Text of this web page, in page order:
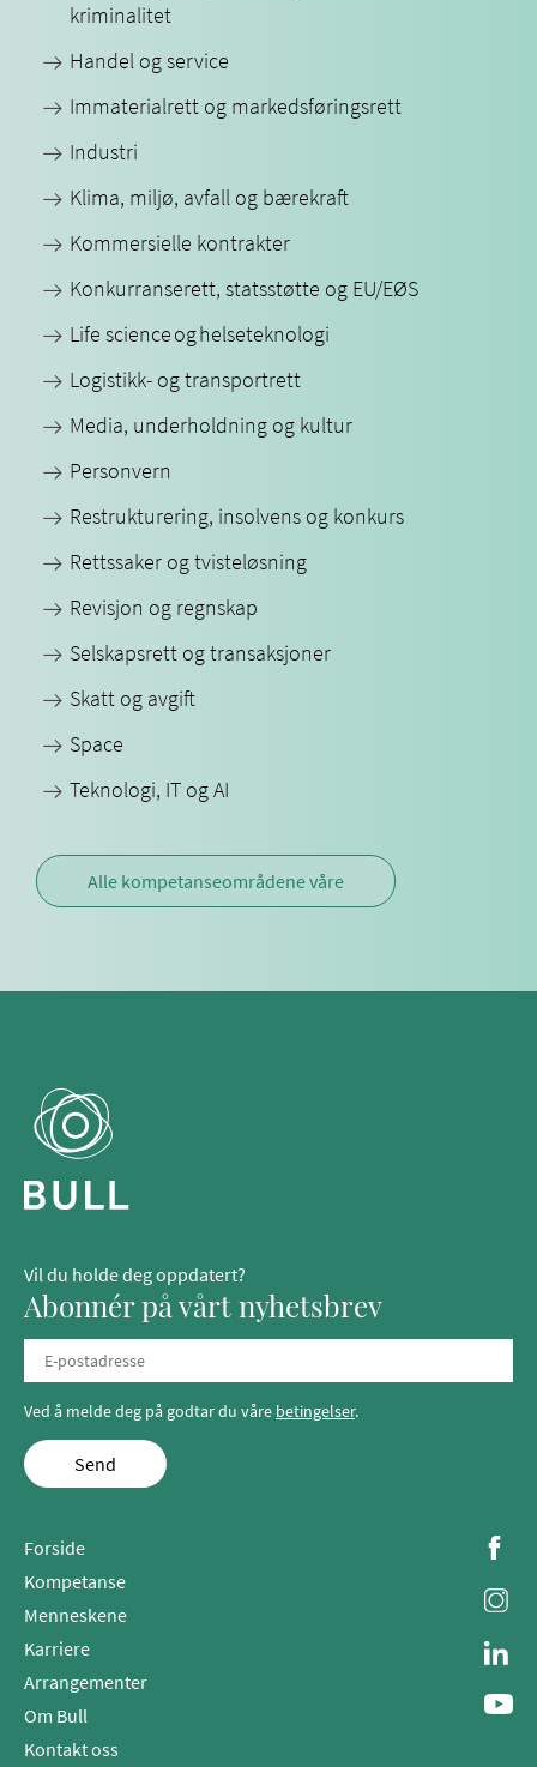
kriminalitet
Handel og service
Immaterialrett og markedsføringsrett
Industri
Klima, miljø, avfall og bærekraft
Kommersielle kontrakter
Konkurranserett, statsstøtte og EU/EØS
Life science og helseteknologi
Logistikk- og transportrett
Media, underholdning og kultur
Personvern
Restrukturering, insolvens og konkurs
Rettssaker og tvisteløsning
Revisjon og regnskap
Selskapsrett og transaksjoner
Skatt og avgift
Space
Teknologi, IT og AI
Alle kompetanseområdene våre
Vil du holde deg oppdatert?
Abonnér på vårt nyhetsbrev
Ved å melde deg på godtar du våre betingelser.
Send
Forside
Kompetanse
Menneskene
Karriere
Arrangementer
Om Bull
Kontakt oss